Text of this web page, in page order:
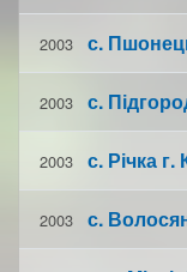
2003 с.
2003 с.
2003 с. Річка г.
2003 с.